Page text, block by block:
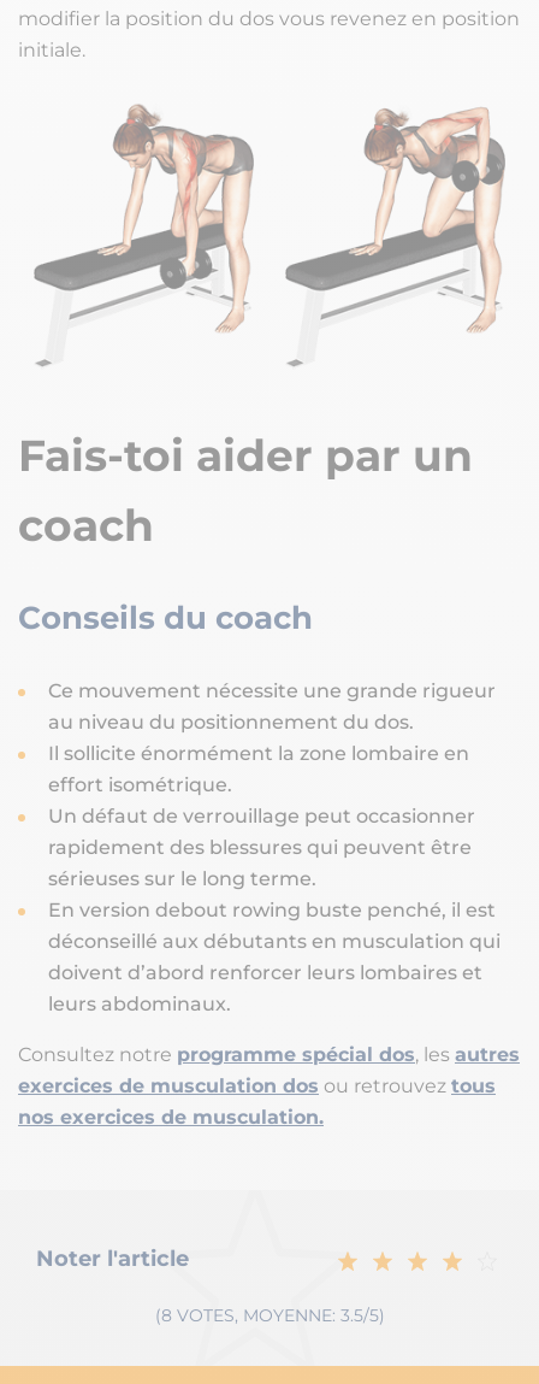
modifier la position du dos vous revenez en position
initiale.
Fais-toi aider par un
coach
Conseils du coach
Ce mouvement nécessite une grande rigueur
au niveau du positionnement du dos.
Il sollicite énormément la zone lombaire en
effort isométrique.
Un défaut de verrouillage peut occasionner
rapidement des blessures qui peuvent être
sérieuses sur le long terme.
En version debout rowing buste penché, il est
déconseillé aux débutants en musculation qui
doivent d’abord renforcer leurs lombaires et
leurs abdominaux.
Consultez notre programme spécial dos, les autres
exercices de musculation dos ou retrouvez tous
nos exercices de musculation.
Noter l'article
(8 VOTES, MOYENNE: 3.5/5)